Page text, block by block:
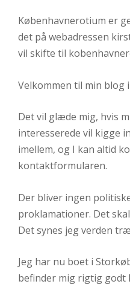
Københavnerotium er
det på webadressen
vil skifte til
Velkommen til min blog
Det vil glæde mig, hvis
interesserede vil kigge
imellem, og I kan altid
kontaktformularen.
Der bliver ingen
proklamationer. Det
Det synes jeg verden
Jeg har nu boet i
befinder mig rigtig godt